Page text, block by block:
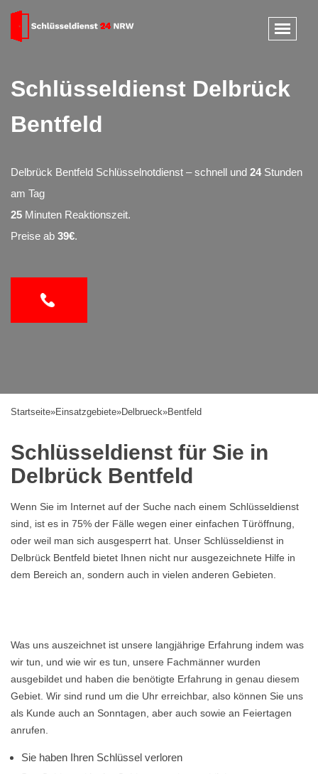
Schlüsseldienst Delbrück
Bentfeld
Delbrück Bentfeld Schlüsselnotdienst – schnell und 24Stunden
am Tag
25 Minuten Reaktionszeit.
Preise ab 39€.
Startseite»Einsatzgebiete»Delbrueck»Bentfeld
Schlüsseldienst für Sie in
Delbrück Bentfeld
Wenn Sie im Internet auf der Suche nach einem Schlüsseldienst
sind, ist es in 75% der Fälle wegen einer einfachen Türöffnung,
oder weil man sich ausgesperrt hat. Unser Schlüsseldienst in
Delbrück Bentfeld bietet Ihnen nicht nur ausgezeichnete Hilfe in
dem Bereich an, sondern auch in vielen anderen Gebieten.
Was uns auszeichnet ist unsere langjährige Erfahrung indem was
wir tun, und wie wir es tun, unsere Fachmänner wurden
ausgebildet und haben die benötigte Erfahrung in genau diesem
Gebiet. Wir sind rund um die Uhr erreichbar, also können Sie uns
als Kunde auch an Sonntagen, aber auch sowie an Feiertagen
anrufen.
Sie haben Ihren Schlüssel verloren